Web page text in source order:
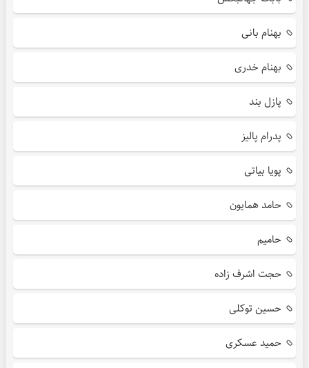
بهنام بانی
بهنام خدری
پازل بند
پدرام پالیز
پویا بیاتی
حامد همایون
حامیم
حجت اشرف زاده
حسین توکلی
حمید عسکری